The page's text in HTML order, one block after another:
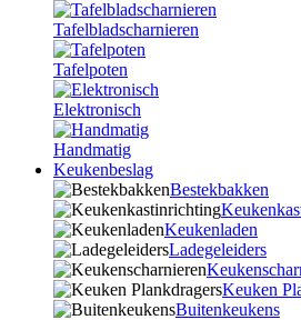
Tafelbladscharnieren
Tafelpoten
Elektronisch
Handmatig
Keukenbeslag
Bestekbakken
Keukenladen
Ladegeleiders
Keuken
Buitenkeukens